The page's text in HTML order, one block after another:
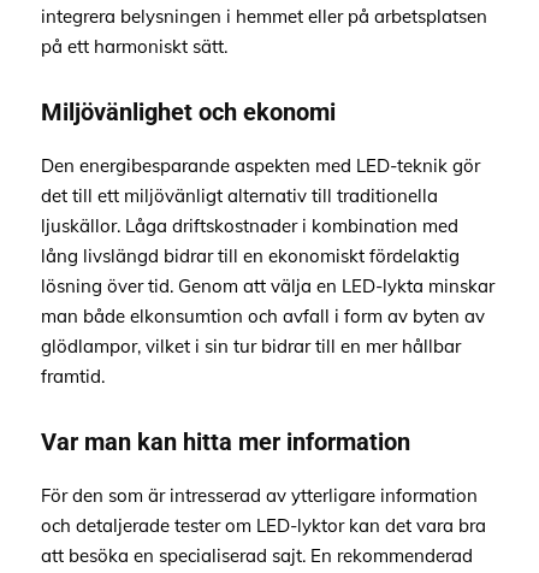
integrera belysningen i hemmet eller på arbetsplatsen
på ett harmoniskt sätt.
Miljövänlighet och ekonomi
Den energibesparande aspekten med LED-teknik gör
det till ett miljövänligt alternativ till traditionella
ljuskällor. Låga driftskostnader i kombination med
lång livslängd bidrar till en ekonomiskt fördelaktig
lösning över tid. Genom att välja en LED-lykta minskar
man både elkonsumtion och avfall i form av byten av
glödlampor, vilket i sin tur bidrar till en mer hållbar
framtid.
Var man kan hitta mer information
För den som är intresserad av ytterligare information
och detaljerade tester om LED-lyktor kan det vara bra
att besöka en specialiserad sajt. En rekommenderad